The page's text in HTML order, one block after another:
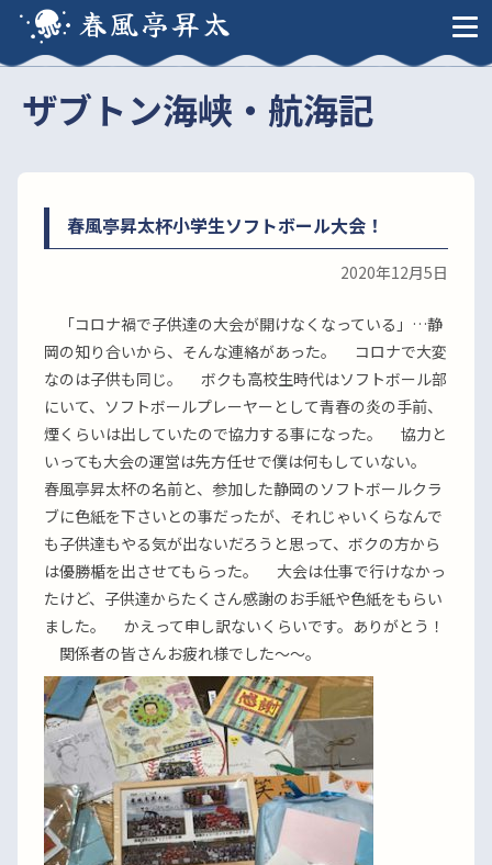
春風亭昇太
ザブトン海峡・航海記
春風亭昇太杯小学生ソフトボール大会！
2020年12月5日
「コロナ禍で子供達の大会が開けなくなっている」…静
岡の知り合いから、そんな連絡があった。 コロナで大変
なのは子供も同じ。 ボクも高校生時代はソフトボール部
にいて、ソフトボールプレーヤーとして青春の炎の手前、
煙くらいは出していたので協力する事になった。 協力と
いっても大会の運営は先方任せで僕は何もしていない。
春風亭昇太杯の名前と、参加した静岡のソフトボールクラ
ブに色紙を下さいとの事だったが、それじゃいくらなんで
も子供達もやる気が出ないだろうと思って、ボクの方から
は優勝楯を出させてもらった。 大会は仕事で行けなかっ
たけど、子供達からたくさん感謝のお手紙や色紙をもらい
ました。 かえって申し訳ないくらいです。ありがとう！
関係者の皆さんお疲れ様でした〜〜。